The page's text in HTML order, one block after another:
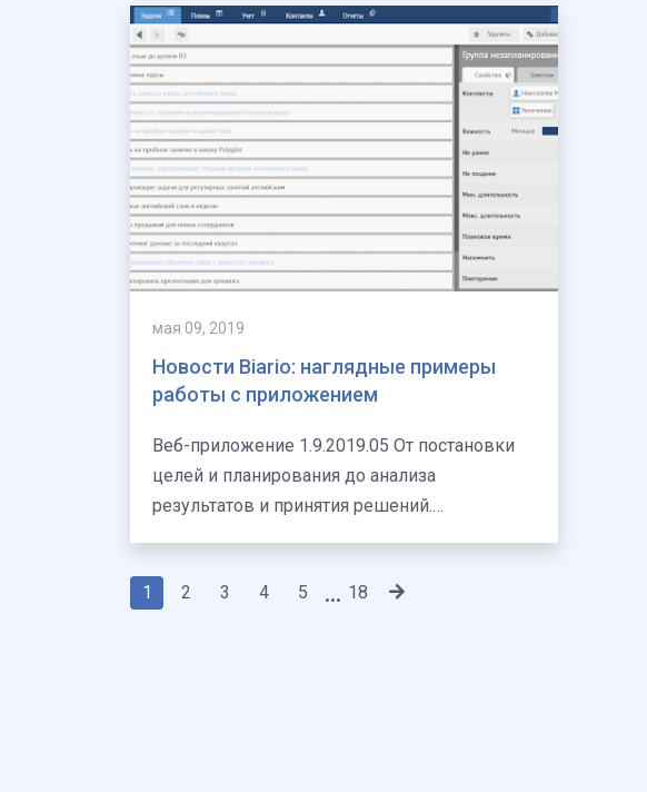
мая 09, 2019
Новости Biario: наглядные примеры
работы с приложением
Веб-приложение 1.9.2019.05 От постановки
целей и планирования до анализа
результатов и принятия решений.
1
2 3 4 5 ... 18